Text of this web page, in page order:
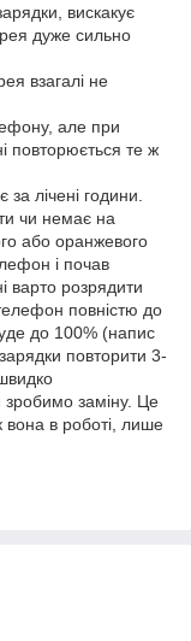
вискакує
дуже сильно
взагалі не
але при
повторюється те ж
лічені години.
чи немає на
або оранжевого
і почав
варто розрядити
повністю до
до 100% (напис
повторити 3-
зробимо заміну. Це
вона в роботі, лише